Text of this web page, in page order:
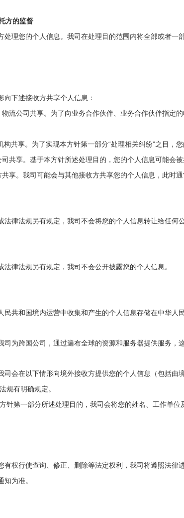
方的监督
理您的个人信息。 我司 在处理 目的范围内将全部或者一
向下述接收方共享个人信息：
流公司共享。为了向业务合作伙伴、业务合作伙伴指定
构共享。为了实现本方针第一部分“处理相关纠纷”之目，
共享。基于本方针所述处理目的， 您的个人信息可能会
享。我司可能会与其他接收方共享您的个人信息，此时
法律法规另有规定， 我司不会将您的个人信息转让给任何
法律法规另有规定， 我司不会公开披露您的个人信息。
民共和国境内运营中收集和 产生的个人信息存储在中华人
司 为跨国公司，通过遍布全球的资源和服务器提供服务，
司会在以下情形向境外接收方提供您的个人信息（包括由
规有明确规定。
针第一部分所述处理目的 ，我司会将您的姓名、工作单
有权行使查询、修正、删除等法定权利，我司将遵照法律
知为准。